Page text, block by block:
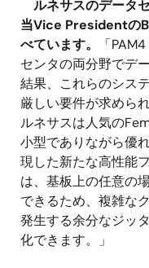
ルネサスのデータ
当Vice Presidentの
べています。
「
センタの両分野でデ
結果、これらのシス
厳しい要件が求めら
ルネサスは人気の
小型でありながら優
現した新たな高性能
は、基板上の任意の
できるため、複雑な
発生する余分なジッ
化できます。」